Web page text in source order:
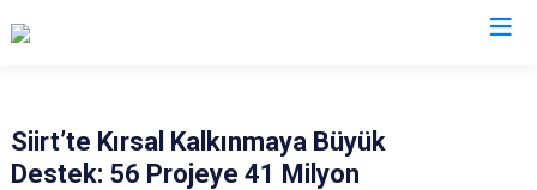
Siirt’te Kırsal Kalkınmaya Büyük
Destek: 56 Projeye 41 Milyon